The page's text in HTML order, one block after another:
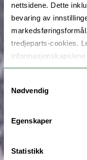
nettsidene. Dette
bevaring av
tredjeparts-cookies.
informasjonskapslene
Nødvendig
Egenskaper
Statistikk